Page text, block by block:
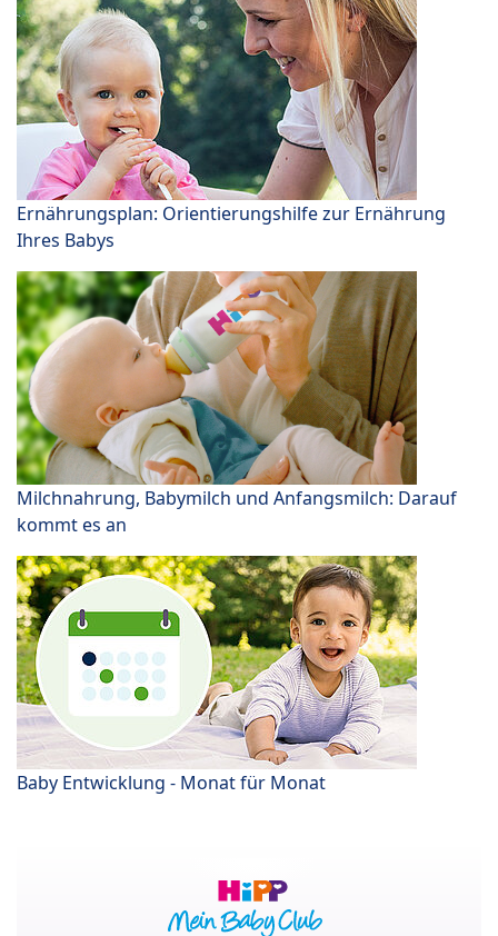
Ernährungsplan: Orientierungshilfe zur Ernährung
Ihres Babys
Milchnahrung, Babymilch und Anfangsmilch: Darauf
kommt es an
Baby Entwicklung - Monat für Monat